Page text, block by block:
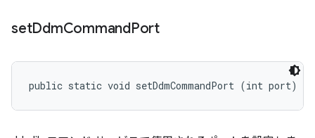
setDdmCommandPort
public static void setDdmCommandPort (int port)